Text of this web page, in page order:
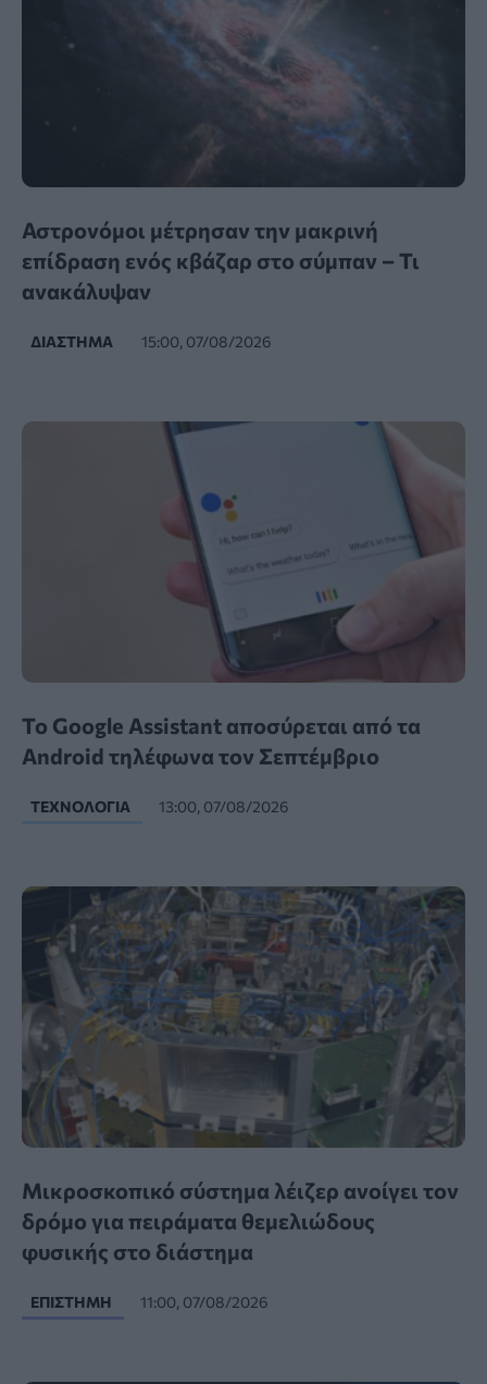
Αστρονόμοι μέτρησαν την μακρινή
επίδραση ενός κβάζαρ στο σύμπαν – Τι
ανακάλυψαν
ΔΙΆΣΤΗΜΑ 15:00, 07/08/2026
Το Google Assistant αποσύρεται από τα
Android τηλέφωνα τον Σεπτέμβριο
ΤΕΧΝΟΛΟΓΊΑ 13:00, 07/08/2026
Μικροσκοπικό σύστημα λέιζερ ανοίγει τον
δρόμο για πειράματα θεμελιώδους
φυσικής στο διάστημα
ΕΠΙΣΤΉΜΗ 11:00, 07/08/2026